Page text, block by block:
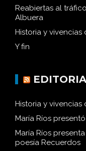
Reabiertas al
Albuera
Historia y
Y fin
Historia y
María Ríos
María Ríos
poesía Recuerdos